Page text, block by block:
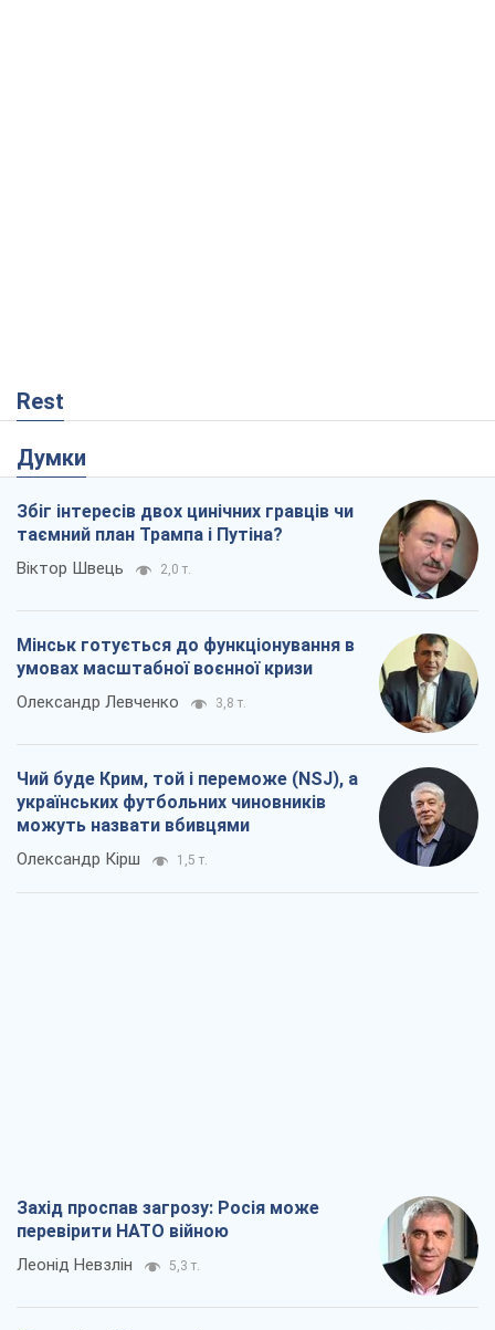
Rest
Думки
Збіг інтересів двох цинічних гравців чи
таємний план Трампа і Путіна?
Віктор Швець 2,0 т.
Мінськ готується до функціонування в
умовах масштабної воєнної кризи
Олександр Левченко 3,8 т.
Чий буде Крим, той і переможе (NSJ), а
українських футбольних чиновників
можуть назвати вбивцями
Олександр Кірш 1,5 т.
Захід проспав загрозу: Росія може
перевірити НАТО війною
Леонід Невзлін 5,3 т.